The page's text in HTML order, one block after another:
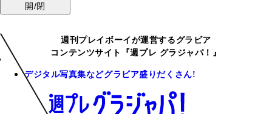
開/閉
週刊プレイボーイが運営するグラビア
コンテンツサイト『週プレ グラジャパ！』
デジタル写真集などグラビア盛りだくさん!